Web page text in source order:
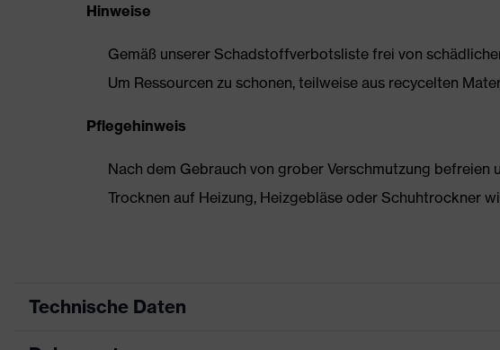
Hinweise
Gemäß unserer Schadstoffverbotsliste frei von
Um Ressourcen zu schonen, teilweise aus recycelten
Pflegehinweis
Nach dem Gebrauch von grober Verschmutzung
Trocknen auf Heizung, Heizgebläse oder Schuhtrockner
Technische Daten